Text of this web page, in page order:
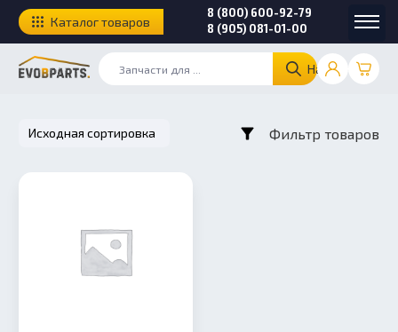
Найти
8 (800) 600-92-79
8 (905) 081-01-00
Каталог товаров
Фильтр товаров